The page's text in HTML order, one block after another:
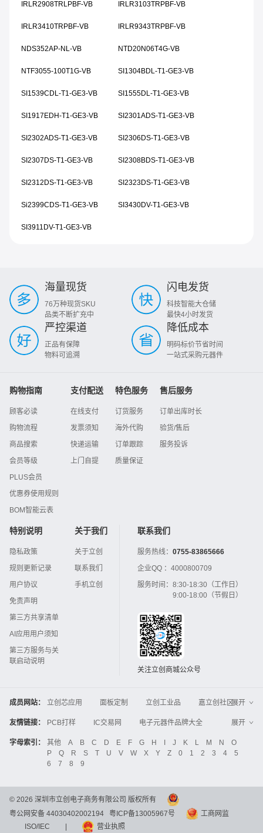
IRLR2908TRLPBF-VB IRLR3103TRPBF-VB
IRLR3410TRPBF-VB IRLR9343TRPBF-VB
NDS352AP-NL-VB NTD20N06T4G-VB
NTF3055-100T1G-VB SI1304BDL-T1-GE3-VB
SI1539CDL-T1-GE3-VB SI1555DL-T1-GE3-VB
SI1917EDH-T1-GE3-VB SI2301ADS-T1-GE3-VB
SI2302ADS-T1-GE3-VB SI2306DS-T1-GE3-VB
SI2307DS-T1-GE3-VB SI2308BDS-T1-GE3-VB
SI2312DS-T1-GE3-VB SI2323DS-T1-GE3-VB
Si2399CDS-T1-GE3-VB SI3430DV-T1-GE3-VB
SI3911DV-T1-GE3-VB
海量现货
76万种现货SKU
品类不断扩充中
闪电发货
科技智能大仓储
最快4小时发货
严控渠道
正品有保障
物料可追溯
降低成本
明码标价节省时间
一站式采购元器件
购物指南
顾客必读
购物流程
商品搜索
会员等级
PLUS会员
优惠券使用规则
BOM智能云表
支付配送
在线支付
发票须知
快递运输
上门自提
特色服务
订货服务
海外代购
订单跟踪
质量保证
售后服务
订单出库时长
验货/售后
服务投诉
特别说明
隐私政策
规则更新记录
用户协议
免责声明
第三方共享清单
AI应用用户须知
第三方服务与关
联启动说明
关于我们
关于立创
联系我们
手机立创
联系我们
服务热线： 0755-83865666
企业QQ ： 4000800709
服务时间： 8:30-18:30（工作日）
9:00-18:00（节假日）
关注立创商城公众号
成员网站： 立创芯应用 面板定制 立创工业品
嘉立创社区
3D打印
嘉立创FPC 嘉立创PCB
嘉立创FA
Global Website LCSC
ZXHPCB
展开
友情链接： PCB打样 IC交易网
电子元器件品牌大全
中国IC网
智能电网 机电设备
电子工程网
晶振
电子技术应用 21icsearch
电子展
工业品采购
IC电子网 锂电池
集成灶
中国机床商务网
DFRobot开源硬件商城
分析测试百科网
开步睿思 串联谐振
展开
字母索引： 其他 A B C D E F G H J K L M N
O
P
Q R S T U V W X Y Z 0 1 2 3 4
5
6
7 8 9
© 2026 深圳市立创电子商务有限公司 版权所有
粤公网安备 44030402002194
粤ICP备13005967号
工商网监
ISO/IEC
营业执照